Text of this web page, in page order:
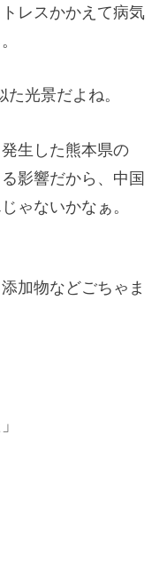
レスかかえて病気
光景だよね。
生した熊本県の
影響だから、中国
ゃないかなぁ。
加物などごちゃま